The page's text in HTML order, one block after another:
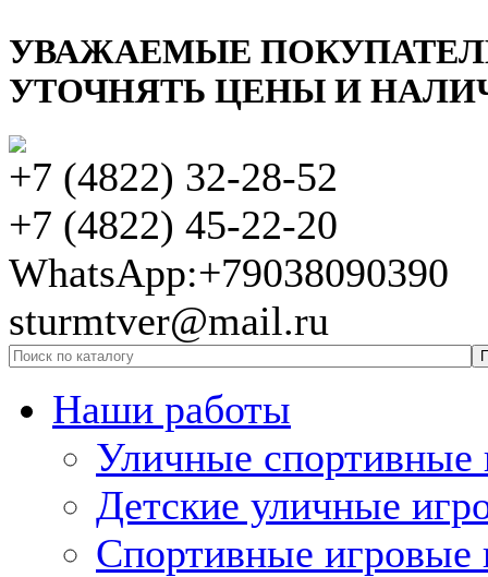
УВАЖАЕМЫЕ
УТОЧНЯТЬ ЦЕНЫ И
+7 (4822) 32-28-52
+7 (4822) 45-22-20
WhatsApp:+79038090390
sturmtver@mail.ru
Наши работы
Уличные
Детские уличные
Спортивные игровые